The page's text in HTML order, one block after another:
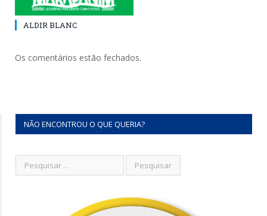
ALDIR BLANC
Os comentários estão fechados.
NÃO ENCONTROU O QUE QUERIA?